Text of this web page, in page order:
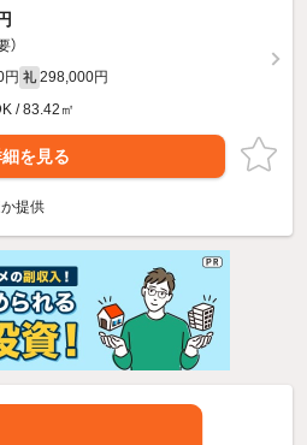
）
円 礼 298,000円
/ 83.42㎡
を見る
提供